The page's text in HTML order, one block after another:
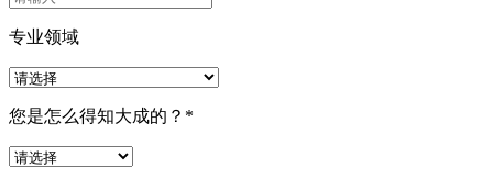
专业领域
您是怎么得知大成的？ *